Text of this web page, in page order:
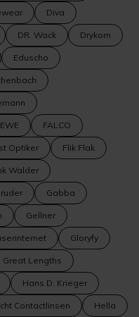
Diva
DR. Wack Drykorn
Eduscho
EWE FALCO
Optiker Flik Flak
Walder
Gabba
Gellner
Gloryfy
Great Lengths
Hans D. Krieger
Contactlinsen Hella